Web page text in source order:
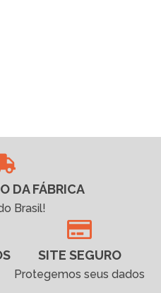
DA FÁBRICA
Brasil!
SITE SEGURO
Protegemos seus dados